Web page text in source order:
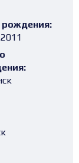
рождения: